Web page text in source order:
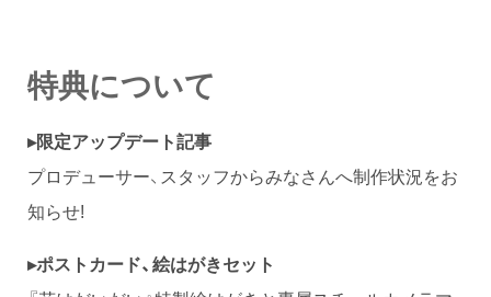
特典について
▸限定アップデート記事
プロデューサー、スタッフからみなさんへ制作状況をお
知らせ!
▸ポストカード、絵はがきセット